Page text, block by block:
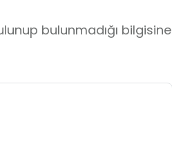
bulunmadığı bilgisine